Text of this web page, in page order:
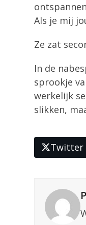
Als je mij
Ze zat
In de
sprookje
werkelijk
slikken,
Twitter